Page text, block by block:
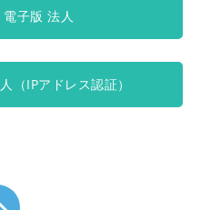
子版 法人
（IPアドレス認証）